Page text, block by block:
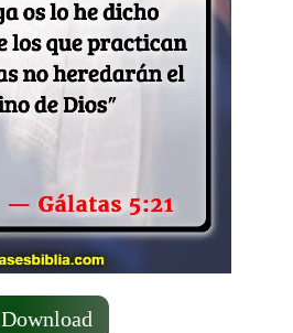
Download